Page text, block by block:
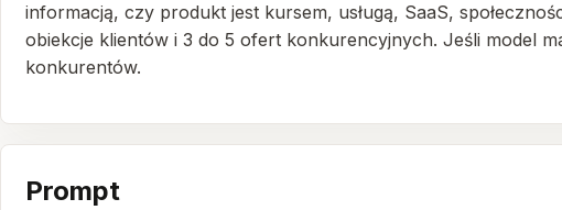
informacją, czy produkt jest kursem, usługą, SaaS,
obiekcje klientów i 3 do 5 ofert konkurencyjnych. Jeśli model
konkurentów.
Prompt